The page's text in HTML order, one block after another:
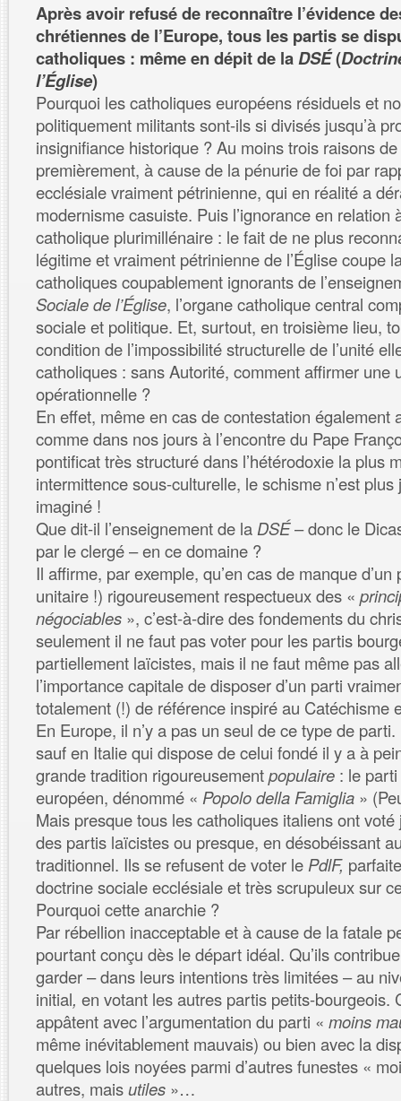
Après avoir refusé de reconnaître l’évidence
chrétiennes de l’Europe, tous les partis se
catholiques : même en dépit de laDSÉ(
l’Église)
Pourquoi les catholiques européens résiduels et
politiquement militants sont-ils si divisés jusqu’à
insignifiance historique ? Au moins trois raisons
premièrement, à cause de la pénurie de foi par
ecclésiale vraiment pétrinienne, qui en réalité a
modernisme casuiste. Puis l’ignorance en relation
catholique plurimillénaire : le fait de ne plus
légitime et vraiment pétrinienne de l’Église coupe
catholiques coupablement ignorants de
Sociale de l’Église, l’organe catholique central
sociale et politique. Et, surtout, en troisième lieu,
condition de l’impossibilité structurelle de l’unité
catholiques : sans Autorité, comment affirmer une
opérationnelle ?
En effet, même en cas de contestation également
comme dans nos jours à l’encontre du Pape
pontificat très structuré dans l’hétérodoxie la plus
intermittence sous-culturelle, le schisme n’est
imaginé !
Que dit-il l’enseignement de la DSÉ– donc le
par le clergé – en ce domaine ?
Il affirme, par exemple, qu’en cas de manque
unitaire !) rigoureusement respectueux des «
négociables », c’est-à-dire des fondements du
seulement il ne faut pas voter pour les partis
partiellement laïcistes, mais il ne faut même pas
l’importance capitale de disposer d’un parti
totalement (!) de référence inspiré au Catéchisme
En Europe, il n’y a pas un seul de ce type de
sauf en Italie qui dispose de celui fondé il y a à
grande tradition rigoureusementpopulaire : le
européen, dénommé « Popolo della Famiglia »
Mais presque tous les catholiques italiens ont voté
des partis laïcistes ou presque, en désobéissant
traditionnel. Ils se refusent de voter le PdlF,
doctrine sociale ecclésiale et très scrupuleux sur
Pourquoi cette anarchie ?
Par rébellion inacceptable et à cause de la fatale
pourtant conçu dès le départ idéal. Qu’ils
garder – dans leurs intentions très limitées – au
initial, en votant les autres partis petits-bourgeois.
appâtent avec l’argumentation du parti « moins
même inévitablement mauvais) ou bien avec la
quelques lois noyées parmi d’autres funestes «
autres, maisutiles »…